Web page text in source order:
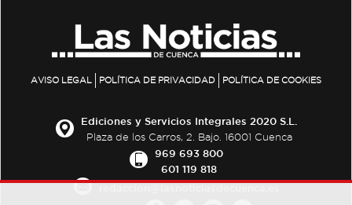
AVISO LEGAL POLÍTICA DE PRIVACIDAD POLÍTICA DE COOKIES
Ediciones y Servicios Integrales 2020 S.L.
Plaza de los Carros, 2. Bajo. 16001 Cuenca
969 693 800
601 119 818